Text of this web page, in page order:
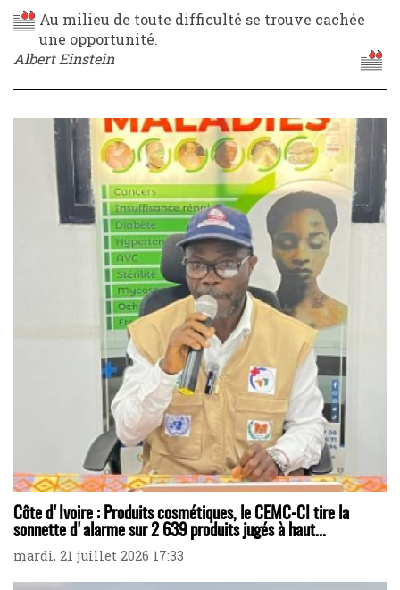
Au milieu de toute difficulté se trouve cachée
une opportunité.
Albert Einstein
Côte d'Ivoire : Produits cosmétiques, le CEMC-CI tire la
sonnette d'alarme sur 2 639 produits jugés à haut...
mardi, 21 juillet 2026 17:33